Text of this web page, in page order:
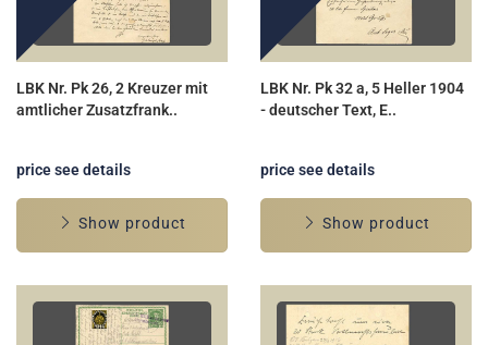
LBK Nr. Pk 26, 2 Kreuzer mit
amtlicher Zusatzfrank..
price see details
Show product
LBK Nr. Pk 32 a, 5 Heller 1904
- deutscher Text, E..
price see details
Show product